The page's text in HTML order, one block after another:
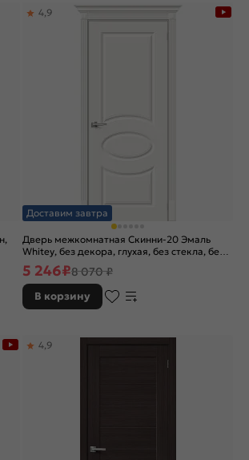
Доставим завтра
Дверь межкомнатная Скинни-20 Эмаль
Whitey, без декора, глухая, без стекла, без
кромки, скиновая
4,9
5 246₽8 070 ₽
В корзину
4,9